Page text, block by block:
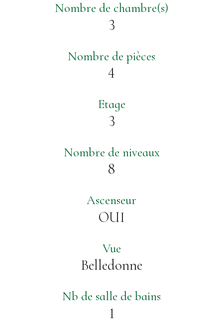
Nombre de chambre(s)
3
Nombre de pièces
4
Etage
3
Nombre de niveaux
8
Ascenseur
OUI
Vue
Belledonne
Nb de salle de bains
1